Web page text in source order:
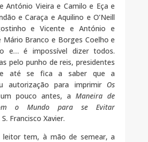
António Vieira e Camilo e Eça e
e Caraça e Aquilino e O’Neill
e Vicente e António e
Mário Branco e Borges Coelho e
e… é impossível dizer todos.
pelo punho de reis, presidentes
até se fica a saber que a
autorização para imprimir Os
pouco antes, aManeira de
o Mundo para se Evitar
Francisco Xavier.
leitor tem, à mão de semear, a